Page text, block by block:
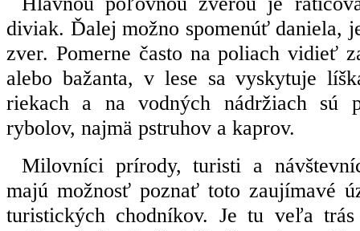
diviak. Ďalej možno spomenúť daniela,
zver. Pomerne často na poliach vidieť
alebo bažanta, v lese sa vyskytuje
riekach a na vodných nádržiach sú
rybolov, najmä pstruhov a kaprov.
Milovníci prírody, turisti a
majú možnosť poznať toto zaujímavé
turistických chodníkov. Je tu veľa